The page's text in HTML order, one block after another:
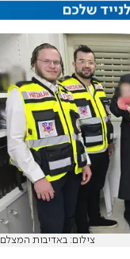
צילום: באדיבות המצלם